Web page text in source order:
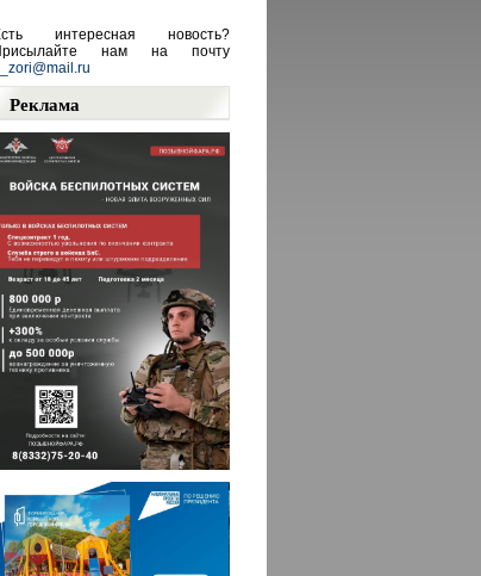
интересная новость?
нам на почту
Реклама